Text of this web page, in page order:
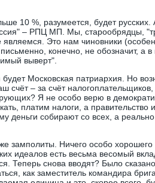
10 %, разумеется, будет
– РПЦ МП. Мы, старообрядцы,
являемся. Это нам чиновники
конечно, не обозначит, а в
выверт".
Московская патриархия. Но
счёт – за счёт
Я не особо верю в
платим налоги, а правительство
деньги собирают со всех, а
замполиты. Ничего особо хорошего
идеалов есть весьма весомый
Теперь снова вводят? Было
как заместитель командира